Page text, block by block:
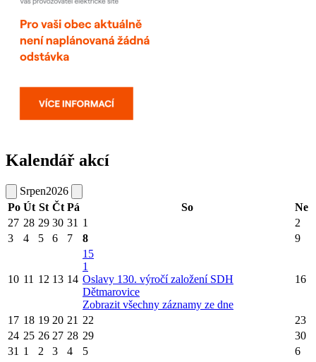
Kalendář akcí
Srpen2026
Po Út St Čt Pá So
Ne
27 28 29 30 31 1
2
3
4 5 6 7 8 9
10 11 12 13 14
15
1
Oslavy 130. výročí založení SDH
Dětmarovice
Zobrazit všechny záznamy ze dne
16
17 18 19 20 21 22
23
24 25 26 27 28 29
30
31 1 2 3 4 5 6